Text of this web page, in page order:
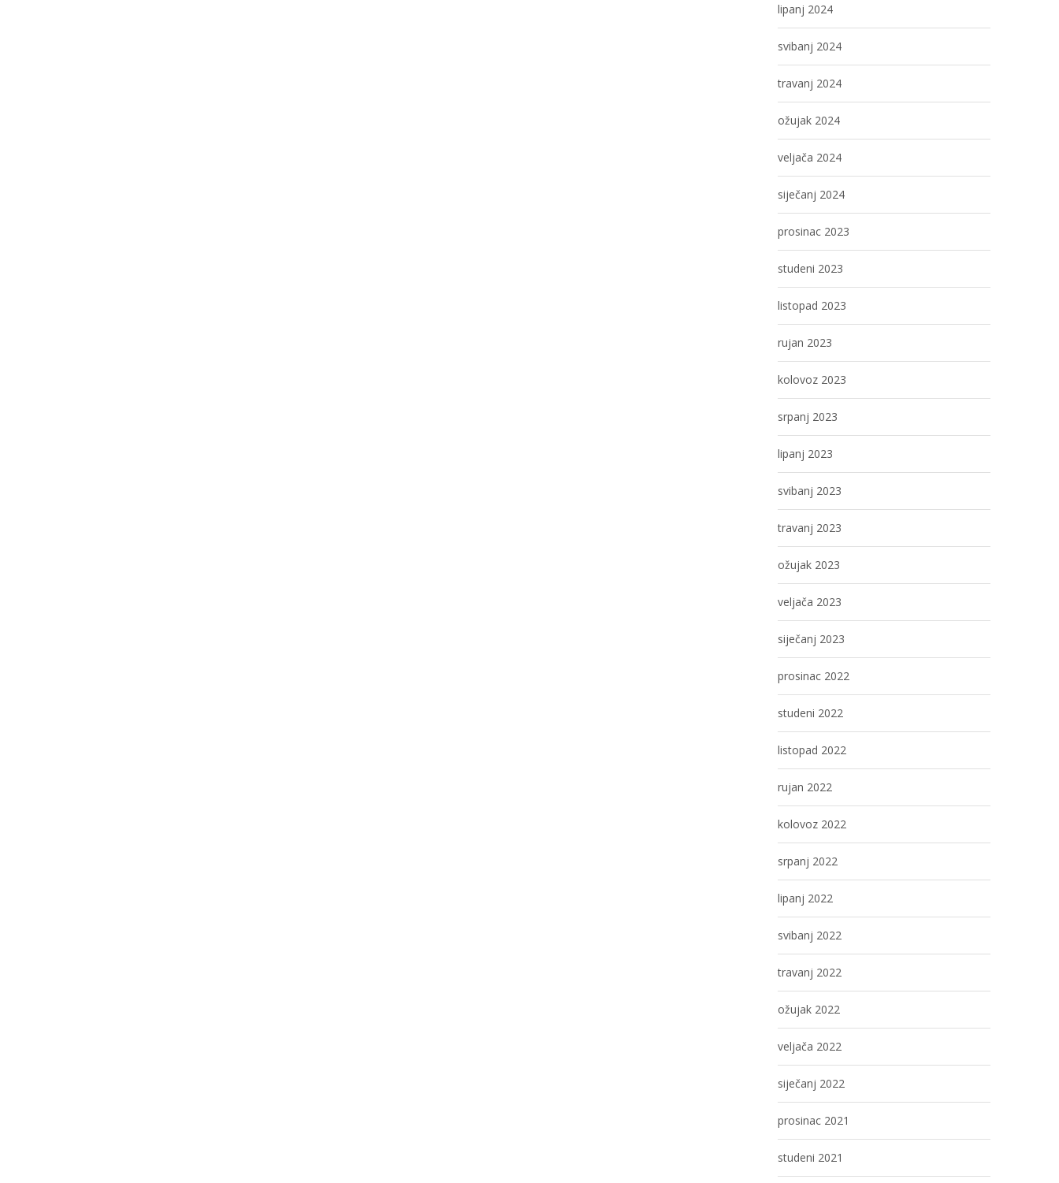
lipanj 2024
svibanj 2024
travanj 2024
ožujak 2024
veljača 2024
siječanj 2024
prosinac 2023
studeni 2023
listopad 2023
rujan 2023
kolovoz 2023
srpanj 2023
lipanj 2023
svibanj 2023
travanj 2023
ožujak 2023
veljača 2023
siječanj 2023
prosinac 2022
studeni 2022
listopad 2022
rujan 2022
kolovoz 2022
srpanj 2022
lipanj 2022
svibanj 2022
travanj 2022
ožujak 2022
veljača 2022
siječanj 2022
prosinac 2021
studeni 2021